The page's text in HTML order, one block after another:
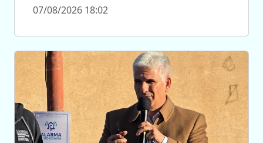
07/08/2026 18:02